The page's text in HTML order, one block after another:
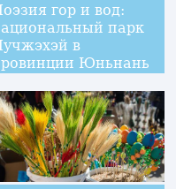
гор и вод:
парк
в
Юньнань